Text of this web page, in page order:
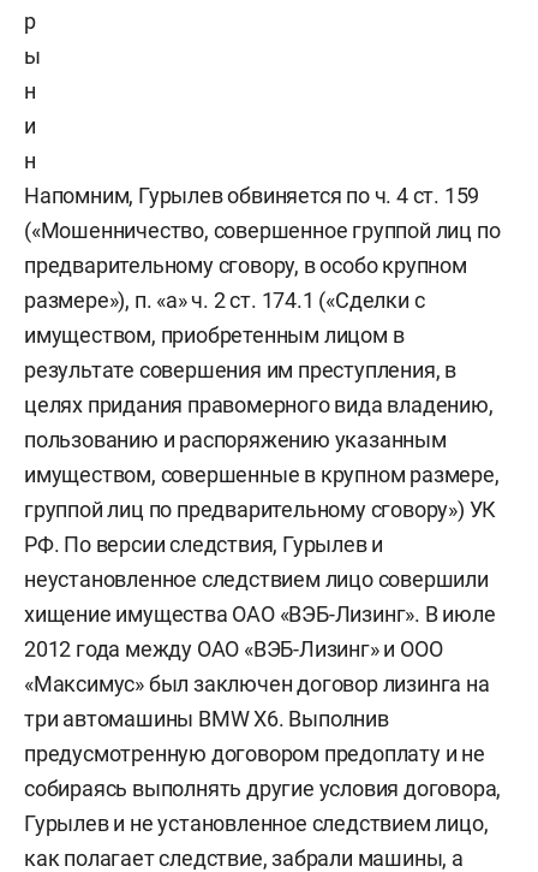
р
ы
н
и
н
Напомним, Гурылев обвиняется по ч. 4 ст. 159
(«Мошенничество, совершенное группой лиц по
предварительному сговору, в особо крупном
размере»), п. «а» ч. 2 ст. 174.1 («Сделки с
имуществом, приобретенным лицом в
результате совершения им преступления, в
целях придания правомерного вида владению,
пользованию и распоряжению указанным
имуществом, совершенные в крупном размере,
группой лиц по предварительному сговору») УК
РФ. По версии следствия, Гурылев и
неустановленное следствием лицо совершили
хищение имущества ОАО «ВЭБ-Лизинг». В июле
2012 года между ОАО «ВЭБ-Лизинг» и ООО
«Максимус» был заключен договор лизинга на
три автомашины BMW X6. Выполнив
предусмотренную договором предоплату и не
собираясь выполнять другие условия договора,
Гурылев и не установленное следствием лицо,
как полагает следствие, забрали машины, а